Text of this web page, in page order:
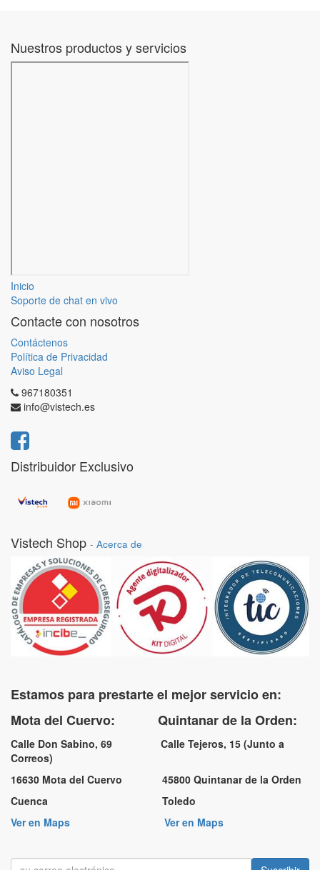
Nuestros productos y servicios
Inicio
Soporte de chat en vivo
Contacte con nosotros
Contáctenos
Política de Privacidad
Aviso Legal
967180351
info@vistech.es
Distribuidor Exclusivo
Vistech Shop - Acerca de
Estamos para prestarte el mejor servicio en:
Mota del Cuervo: Quintanar de la Orden:
Calle Don Sabino, 69 Calle Tejeros, 15 (Junto a
Correos)
16630 Mota del Cuervo 45800 Quintanar de la Orden
Cuenca Toledo
Ver en Maps
Ver en Maps